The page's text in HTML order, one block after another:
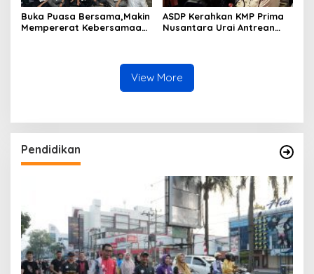
Buka Puasa Bersama,Makin
Mempererat Kebersamaan
ASDP Kerahkan KMP Prima
Nusantara Urai Antrean
View More
Pendidikan